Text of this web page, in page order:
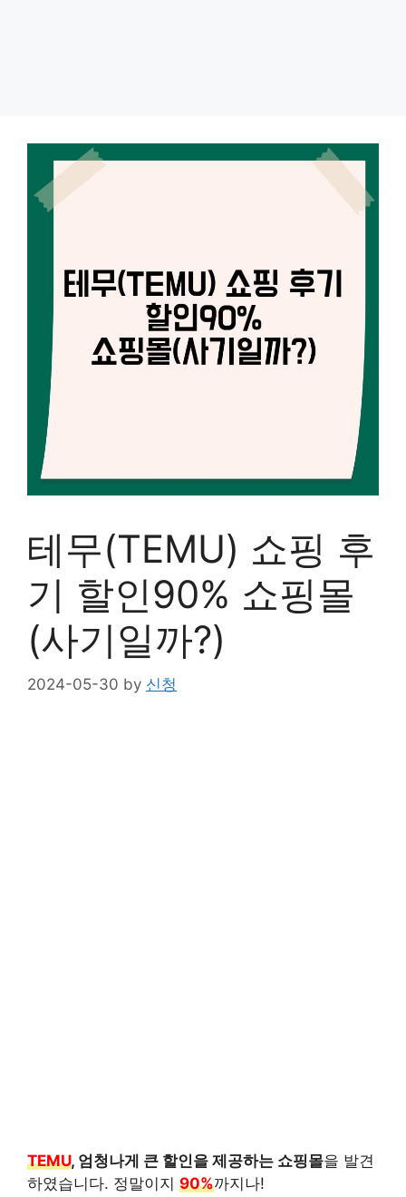
테무(TEMU) 쇼핑 후
기 할인90% 쇼핑몰
(사기일까?)
2024-05-30 by 신청
TEMU, 엄청나게 큰 할인을 제공하는 쇼핑몰을 발견
하였습니다. 정말이지 90%까지나!